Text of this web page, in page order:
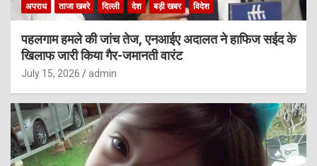
अपराध ताजा खबरे दिल्ली देश बड़ी खबर विदेश
पहलगाम हमले की जांच तेज, एनआईए अदालत ने हाफिज सईद के
खिलाफ जारी किया गैर-जमानती वारंट
July 15, 2026 admin